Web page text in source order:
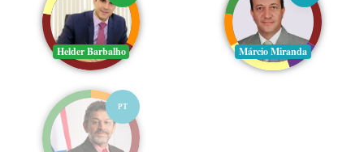
Helder Barbalho Márcio Miranda
PT